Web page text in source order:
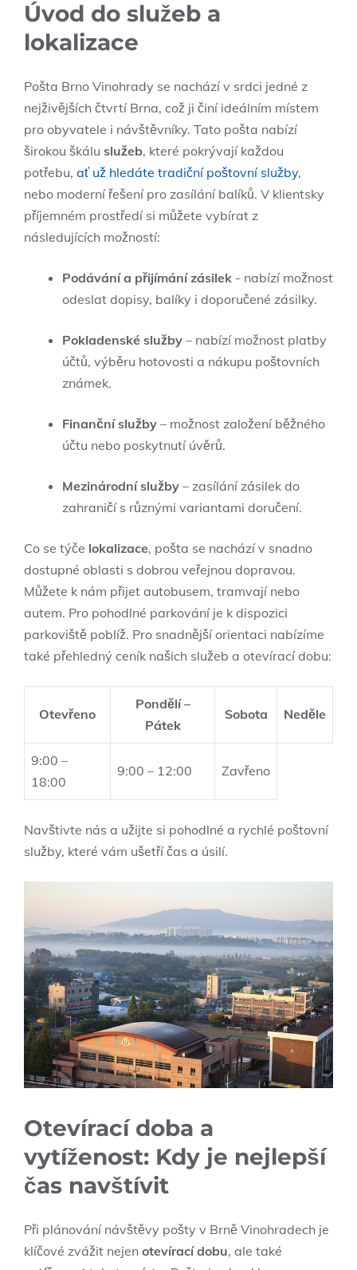
Úvod do služeb a
lokalizace
Pošta Brno Vinohrady se​ nachází ⁤v srdci jedné z
nejživějších čtvrtí Brna, což ji činí ideálním místem
pro obyvatele i návštěvníky. Tato pošta nabízí
širokou škálu služeb, které pokrývají ‌každou
potřebu, ať už hledáte tradiční poštovní služby,
nebo moderní řešení pro zasílání balíků. V klientsky
příjemném prostředí si můžete vybírat z
následujících možností:
Podávání a přijímání ​zásilek -⁢ nabízí možnost
odeslat dopisy, balíky i doporučené zásilky.
Pokladenské služby – nabízí možnost platby
účtů, výběru hotovosti a nákupu​ poštovních
známek.
Finanční služby – možnost založení běžného
účtu nebo poskytnutí úvěrů.
Mezinárodní služby – zasílání zásilek do
zahraničí s ⁢různými variantami doručení.
Co se týče lokalizace,​ pošta se‌ nachází v snadno
dostupné oblasti s dobrou veřejnou⁣ dopravou.
Můžete k nám ⁣přijet autobusem, tramvají ​nebo
autem. ‌Pro pohodlné parkování je k dispozici
parkoviště poblíž. Pro snadnější⁣ orientaci nabízíme
také přehledný ceník našich služeb a⁢ otevírací dobu:
Otevřeno
Pondělí –
Pátek
Sobota Neděle
9:00 –
18:00
9:00 – 12:00 Zavřeno
Navštivte nás a užijte si pohodlné a rychlé poštovní
služby, které vám ušetří čas a⁤ úsilí.
Otevírací doba a
vytíženost:⁣ Kdy je nejlepší
čas navštívit
Při plánování návštěvy​ pošty v Brně Vinohradech je
klíčové⁤ zvážit nejen otevírací dobu, ale také